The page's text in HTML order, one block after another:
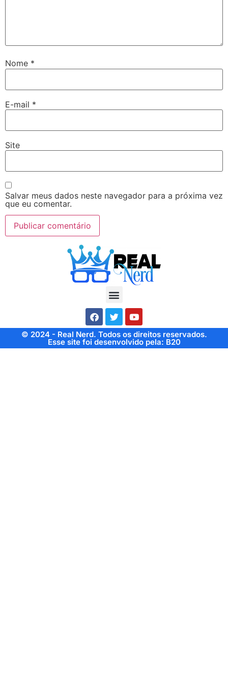
Nome *
E-mail *
Site
Salvar meus dados neste navegador para a próxima vez
que eu comentar.
© 2024 - Real Nerd. Todos os direitos reservados.
Esse site foi desenvolvido pela: B20